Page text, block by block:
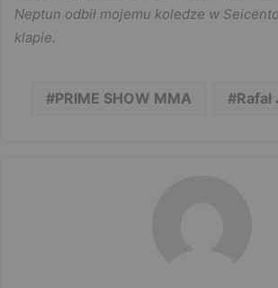
Neptun odbił mojemu koledze w
klapie.
PRIME SHOW MMA